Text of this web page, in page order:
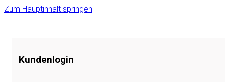
Zum Hauptinhalt springen
Kundenlogin